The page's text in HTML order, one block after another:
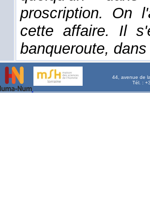
proscription. On
cette affaire. Il
banqueroute,
44, avenue de
Tél. :